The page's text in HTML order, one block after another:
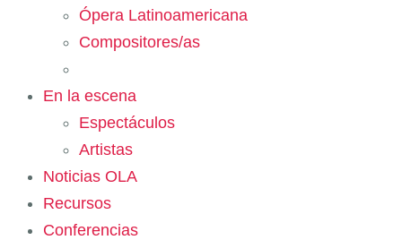
Ópera Latinoamericana
Compositores/as
En la escena
Espectáculos
Artistas
Noticias OLA
Recursos
Conferencias